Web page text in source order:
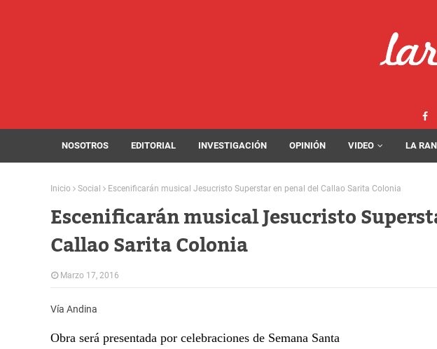
NOSOTROS EDITORIAL INVESTIGACIÓN OPINIÓN VIDEO LA
Inicio Social Escenificarán musical Jesucristo Superstar en penal del Callao Sarita Colonia
Escenificarán musical Jesucristo
Callao Sarita Colonia
Marzo 17, 2016
Vía Andina
Obra será presentada por celebraciones de Semana Santa